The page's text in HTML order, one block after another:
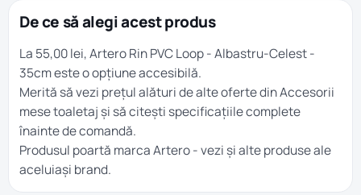
De ce să alegi acest produs
La 55,00 lei, Artero Rin PVC Loop - Albastru-Celest -
35cm este o opțiune accesibilă.
Merită să vezi prețul alături de alte oferte dinAccesorii
mese toaletaj și să citești specificațiile complete
înainte de comandă.
Produsul poartă marcaArtero- vezi și alte produse ale
aceluiași brand.